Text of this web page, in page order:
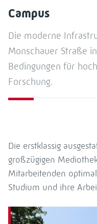
Campus
Die moderne
Monschauer Straße
Bedingungen für
Forschung.
Die erstklassig
großzügigen
Mitarbeitenden
Studium und ihre